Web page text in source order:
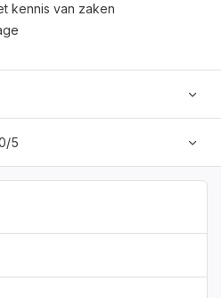
kennis van zaken
5